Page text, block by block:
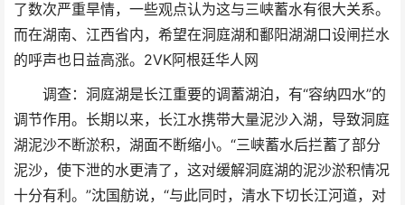
了数次严重旱情，一些观点认为这与三峡蓄水有很大关系。
而在湖南、江西省内，希望在洞庭湖和鄱阳湖湖口设闸拦水
的呼声也日益高涨。 2VK阿根廷华人网
调查：洞庭湖是长江重要的调蓄湖泊，有“容纳四水”的
调节作用。长期以来，长江水携带大量泥沙入湖，导致洞庭
湖泥沙不断淤积，湖面不断缩小。“三峡蓄水后拦蓄了部分
泥沙，使下泄的水更清了，这对缓解洞庭湖的泥沙淤积情况
十分有利。”沈国舫说，“与此同时，清水下切长江河道，对